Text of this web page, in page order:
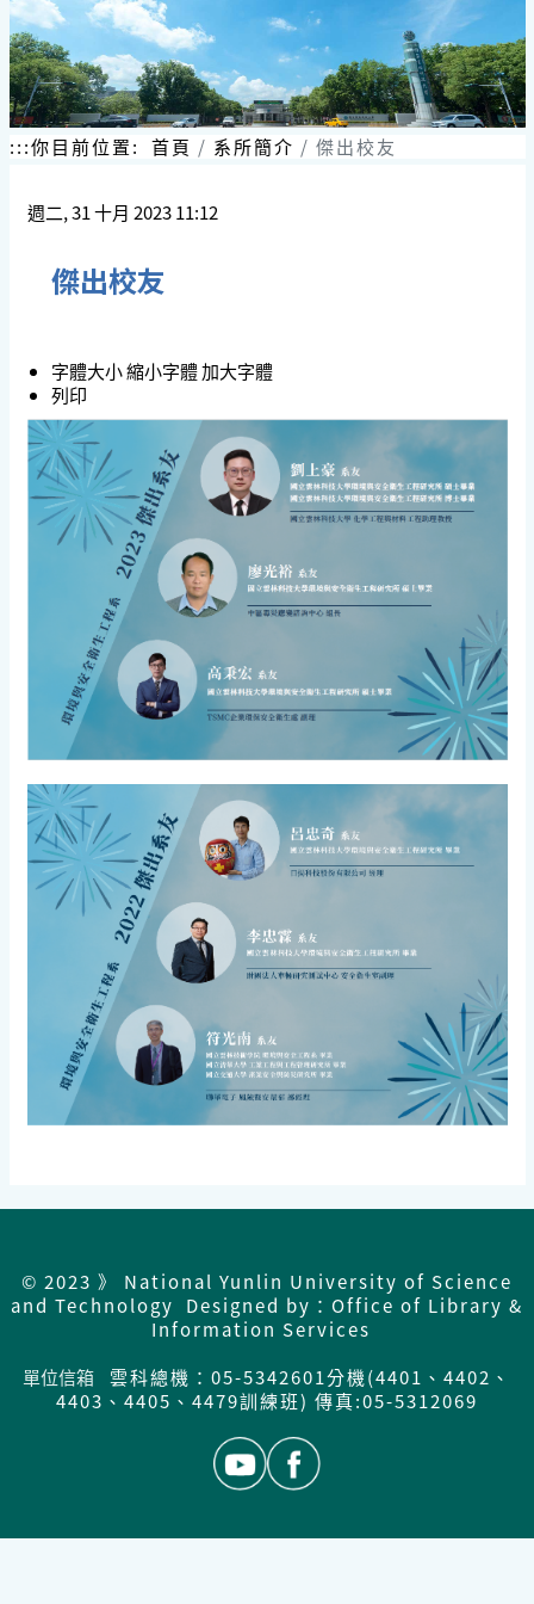
:::你目前位置: 首頁 系所簡介 傑出校友
週二, 31 十月 2023 11:12
傑出校友
字體大小縮小字體加大字體
列印
© 2023 》 National Yunlin University of Science
and Technology Designed by：Office of Library &
Information Services
單位信箱
雲科總機：05-5342601分機(4401、4402、
4403、4405、4479訓練班) 傳真:05-5312069